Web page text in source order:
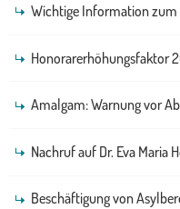
Wichtige Information zum
Honorarerhöhungsfaktor
Amalgam: Warnung vor
Nachruf auf Dr. Eva Maria
Beschäftigung von